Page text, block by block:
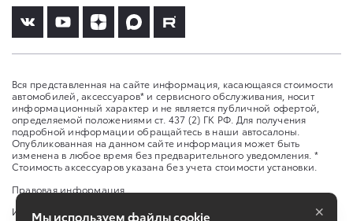
Вся представленная на сайте информация, касающаяся стоимости
автомобилей, аксессуаров* и сервисного обслуживания, носит
информационный характер и не является публичной офертой,
определяемой положениями ст. 437 (2) ГК РФ. Для получения
подробной информации обращайтесь в наши автосалоны.
Опубликованная на данном сайте информация может быть
изменена в любое время без предварительного уведомления. *
Стоимость аксессуаров указана без учета стоимости установки.
Правовая информация
Изменить настройку cookies
Мы используем файлы cookie ×